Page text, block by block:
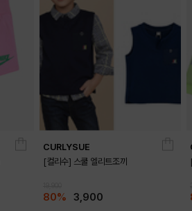
CURLYSUE
[컬리수] 스쿨 엘리트조끼
80% 3,900